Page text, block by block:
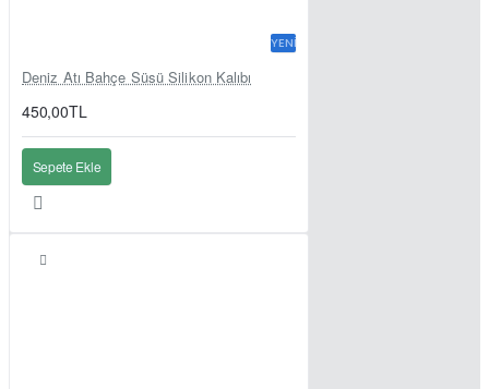
YENI
Deniz Atı Bahçe Süsü Silikon Kalıbı
450,00TL
Sepete Ekle